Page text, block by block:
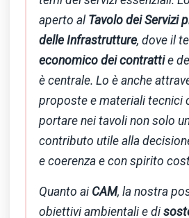
aperto al Tavolo dei Servizi
delle Infrastrutture, dove il
economico dei contrattie
è centrale. Lo è anche
proposte e materiali tecnici
portare nei tavoli non solo
contributo utile alla
e coerenza e con spirito
Quanto ai CAM, la nostra
obiettivi ambientali e di